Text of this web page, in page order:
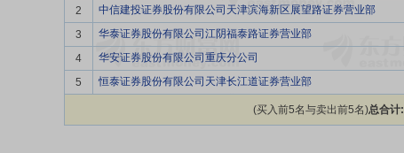
2
中信建投证券股份有限公司天津滨海新区展望路证券营业部
3
华泰证券股份有限公司江阴福泰路证券营业部
4
华安证券股份有限公司重庆分公司
5
恒泰证券股份有限公司天津长江道证券营业部
(买入前5名与卖出前5名)总合计: